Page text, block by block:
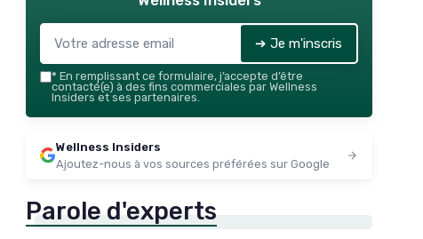
➔ Je m'inscris
* En remplissant ce formulaire, j’accepte d’être
contacté(e) à des fins commerciales par Wellness
Insiders et ses partenaires.
Wellness Insiders
Ajoutez-nous à vos sources préférées sur Google
Parole d'experts